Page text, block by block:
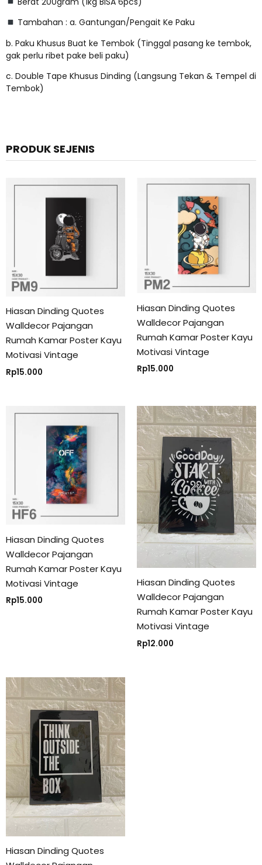
Tambahan : a. Gantungan/Pengait Ke Paku
b. Paku Khusus Buat ke Tembok (Tinggal pasang ke tembok,
gak perlu ribet pake beli paku)
c. Double Tape Khusus Dinding (Langsung Tekan & Tempel di
Tembok)
PRODUK SEJENIS
Hiasan Dinding Quotes
Walldecor Pajangan
Rumah Kamar Poster Kayu
Motivasi Vintage
Rp15.000
Hiasan Dinding Quotes
Walldecor Pajangan
Rumah Kamar Poster Kayu
Motivasi Vintage
Rp15.000
Hiasan Dinding Quotes
Walldecor Pajangan
Rumah Kamar Poster Kayu
Motivasi Vintage
Rp15.000
Hiasan Dinding Quotes
Walldecor Pajangan
Rumah Kamar Poster Kayu
Motivasi Vintage
Rp12.000
Hiasan Dinding Quotes